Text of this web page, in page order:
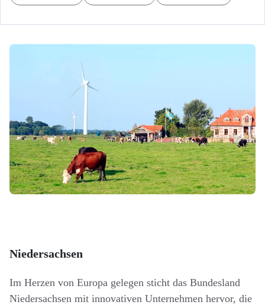
Niedersachsen
Im Herzen von Europa gelegen sticht das Bundesland
Niedersachsen mit innovativen Unternehmen hervor, die